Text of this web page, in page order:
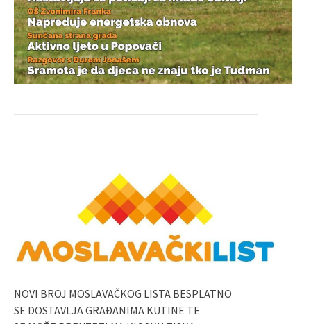
NOVI BROJ MOSLAVAČKOG LISTA BESPLATNO
SE DOSTAVLJA GRAĐANIMA KUTINE TE